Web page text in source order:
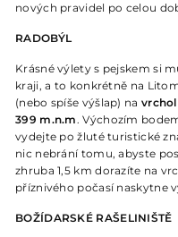
nových pravidel po celou
RADOBÝL
Krásné výlety s pejskem si
kraji, a to konkrétně na
(nebo spíše výšlap) na vrchol
399 m.n.m. Výchozím
vydejte po žluté turistické
nic nebrání tomu, abyste
zhruba 1,5 km dorazíte na
příznivého počasí naskytne
BOŽÍDARSKÉ RAŠELINIŠTĚ